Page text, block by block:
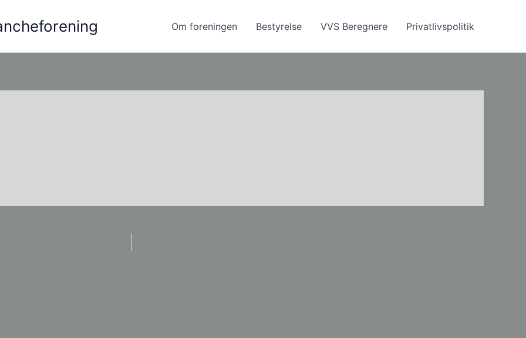
Om foreningen Bestyrelse VVS Beregnere Privatlivspolitik